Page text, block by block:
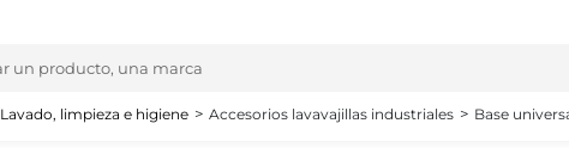
Lavado, limpieza e higiene Accesorios lavavajillas industriales Base